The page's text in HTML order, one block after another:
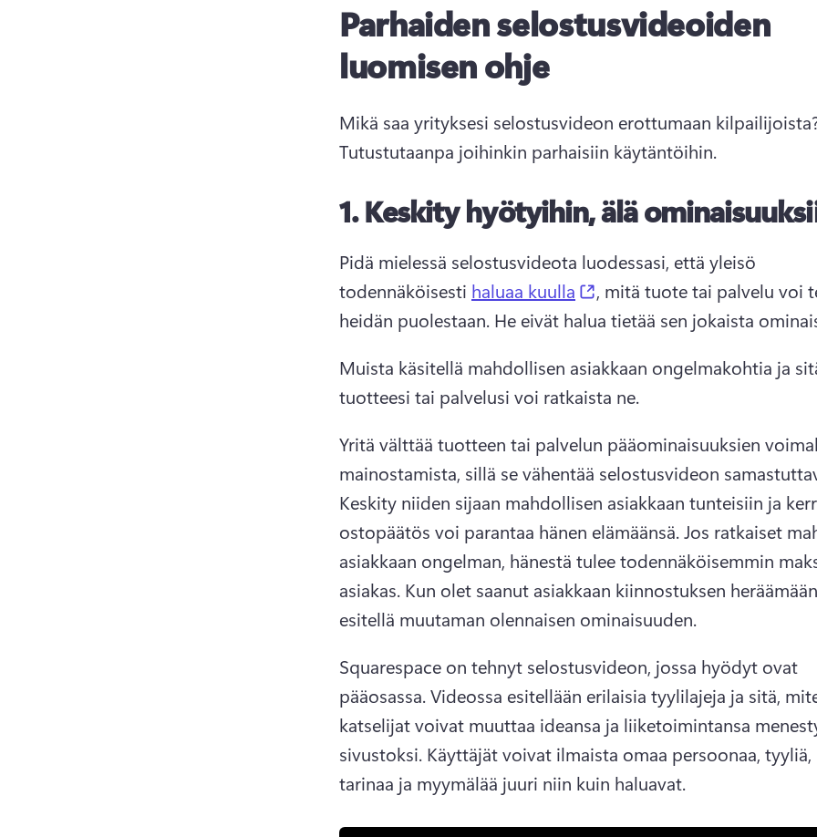
Parhaiden selostusvideoiden
luomisen ohje
Mikä saa yrityksesi selostusvideon
Tutustutaanpa joihinkin parhaisiin käytäntöihin.
1.Keskity hyötyihin, älä
Pidä mielessä selostusvideota luodessasi, että yleisö
todennäköisesti haluaa kuulla (opens in a new tab)
, mitä tuote tai palvelu voi
heidän puolestaan. He eivät halua tietää sen jokaista
Muista käsitellä mahdollisen asiakkaan ongelmakohtia ja
tuotteesi tai palvelusi voi ratkaista ne.
Yritä välttää tuotteen tai palvelun pääominaisuuksien
Keskity niiden sijaan mahdollisen asiakkaan tunteisiin ja
ostopäätös voi parantaa hänen elämäänsä. Jos ratkaiset
asiakkaan ongelman, hänestä tulee todennäköisemmin
asiakas. Kun olet saanut asiakkaan kiinnostuksen
esitellä muutaman olennaisen ominaisuuden.
Squarespace on tehnyt selostusvideon, jossa hyödyt ovat
pääosassa. Videossa esitellään erilaisia tyylilajeja ja sitä,
katselijat voivat muuttaa ideansa ja liiketoimintansa
sivustoksi. Käyttäjät voivat ilmaista omaa persoonaa,
tarinaa ja myymälää juuri niin kuin haluavat.